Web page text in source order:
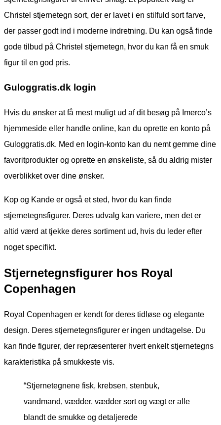
Christel stjernetegn sort, der er lavet i en stilfuld sort farve,
der passer godt ind i moderne indretning. Du kan også finde
gode tilbud på Christel stjernetegn, hvor du kan få en smuk
figur til en god pris.
Guloggratis.dk login
Hvis du ønsker at få mest muligt ud af dit besøg på Imerco’s
hjemmeside eller handle online, kan du oprette en konto på
Guloggratis.dk. Med en login-konto kan du nemt gemme dine
favoritprodukter og oprette en ønskeliste, så du aldrig mister
overblikket over dine ønsker.
Kop og Kande er også et sted, hvor du kan finde
stjernetegnsfigurer. Deres udvalg kan variere, men det er
altid værd at tjekke deres sortiment ud, hvis du leder efter
noget specifikt.
Stjernetegnsfigurer hos Royal
Copenhagen
Royal Copenhagen er kendt for deres tidløse og elegante
design. Deres stjernetegnsfigurer er ingen undtagelse. Du
kan finde figurer, der repræsenterer hvert enkelt stjernetegns
karakteristika på smukkeste vis.
“Stjernetegnene fisk, krebsen, stenbuk,
vandmand, vædder, vædder sort og vægt er alle
blandt de smukke og detaljerede